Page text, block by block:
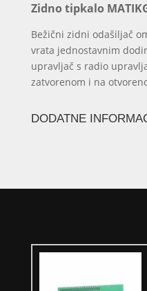
Zidno tipkalo
Bežični zidni odašiljač
vrata jednostavnim
upravljač s radio
zatvorenom i na
DODATNE